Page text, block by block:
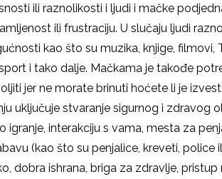
ili raznolikosti i ljudi i mačke
ili frustraciju. U slučaju ljudi
kao što su muzika, knjige, filmovi,
i tako dalje. Mačkama je takođe
jer ne morate brinuti hoćete li je
uključuje stvaranje sigurnog i zdravog
igranje, interakciju s vama, mesta za
(kao što su penjalice, kreveti, police
dobra ishrana, briga za zdravlje, pristup